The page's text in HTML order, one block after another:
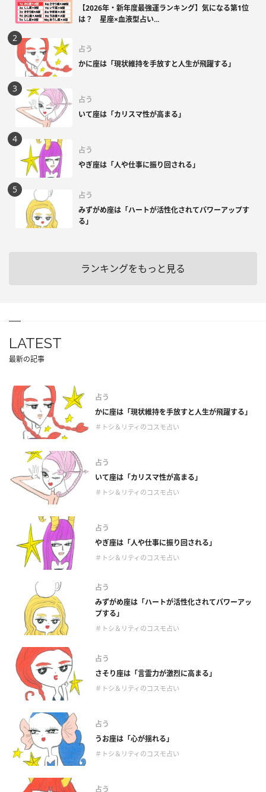
【2026年・新年度最強運ランキング】気になる第1位
は？ 星座×血液型占い...
占う
かに座は「現状維持を手放すと人生が飛躍する」
占う
いて座は「カリスマ性が高まる」
占う
やぎ座は「人や仕事に振り回される」
占う
みずがめ座は「ハートが活性化されてパワーアップす
る」
ランキングをもっと見る
LATEST
最新の記事
占う
かに座は「現状維持を手放すと人生が飛躍する」
＃トシ＆リティのコスモ占い
占う
いて座は「カリスマ性が高まる」
＃トシ＆リティのコスモ占い
占う
やぎ座は「人や仕事に振り回される」
＃トシ＆リティのコスモ占い
占う
みずがめ座は「ハートが活性化されてパワーアッ
プする」
＃トシ＆リティのコスモ占い
占う
さそり座は「言霊力が激烈に高まる」
＃トシ＆リティのコスモ占い
占う
うお座は「心が揺れる」
＃トシ＆リティのコスモ占い
占う